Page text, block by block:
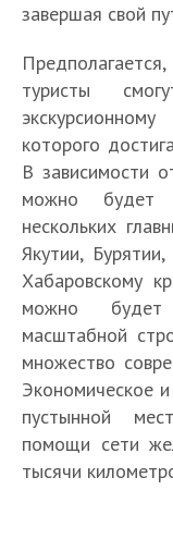
завершая свой
туристы
которого
В зависимости
можно будет
нескольких
Якутии,
Хабаровскому
можно будет
масштабной
множество
Экономическое
пустынной
помощи сети
тысячи